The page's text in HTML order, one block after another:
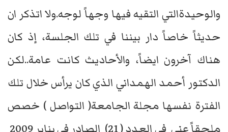
والوحيدةالتي التقيه فيها وجهاً لوجه.ولا اتذكر ان
حديثاً خاصاً دار بيننا في تلك الجلسة، إذ كان
هناك آخرون ايضاً، والأحاديث كانت عامة..لكن
الدكتور أحمد الهمداني الذي كان يرأس خلال تلك
الفترة نفسها مجلة الجامعة( التواصل ) خصص